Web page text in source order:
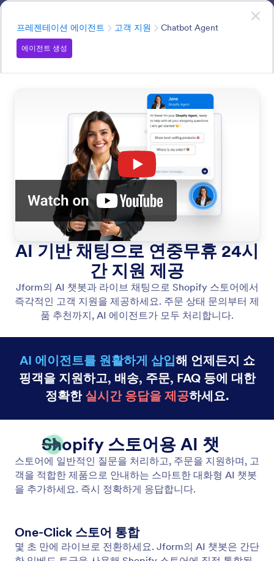
Customer Support
AI 기반 채팅, 실시간 메시징, 음성 상호작용을 통해 빠르고
개인화된 지원을 제공하는 방법을 알아보세요. 여러 채널
에서 원활한 고객 경험을 제공하여 만족도와 운영 효율을
높일 수 있습니다.
대화 시작
프레젠테이션 에이전트 고객 지원 분류Chatbot Agent
에이전트 생성
모든 기능에서 검색
프레젠테이션 에이전트 고객 지원 분류
Chatbot Agent
Jform의 AI 챗봇과 라이브 채팅으로 Shopify 스토어
에서 즉각적인 고객 지원을 제공하세요.
기능 카테고리